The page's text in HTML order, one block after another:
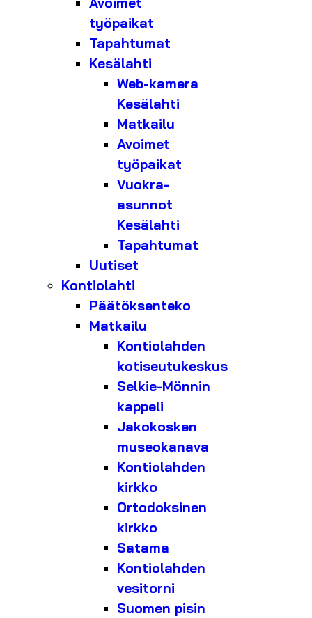
työpaikat
Tapahtumat
Kesälahti
Web-kamera
Kesälahti
Matkailu
Avoimet
työpaikat
Vuokra-
asunnot
Kesälahti
Tapahtumat
Uutiset
Kontiolahti
Päätöksenteko
Matkailu
Kontiolahden
kotiseutukeskus
Selkie-Mönnin
kappeli
Jakokosken
museokanava
Kontiolahden
kirkko
Ortodoksinen
kirkko
Satama
Kontiolahden
vesitorni
Suomen pisin